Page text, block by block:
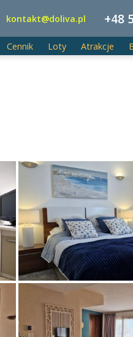
kontakt@doliva.pl +48
Cennik Loty Atrakcje